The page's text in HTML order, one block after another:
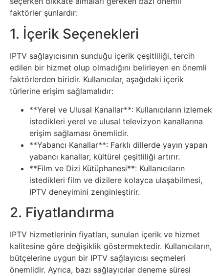
İnternet
İnternetten
Para
Kazanma
Kadın
Kim
Kimdir
Kitap
Komedi
Kültür
Sanat
Metaverse
faktörler şunlardır:
1. İçerik Seçenekleri
IPTV sağlayıcısının sunduğu içerik çeşitliliği, tercih
edilen bir hizmet olup olmadığını belirleyen en önemli
faktörlerden biridir. Kullanıcılar, aşağıdaki içerik
türlerine erişim sağlamalıdır:
**Yerel ve Ulusal Kanallar**: Kullanıcıların izlemek
istedikleri yerel ve ulusal televizyon kanallarına
erişim sağlaması önemlidir.
**Yabancı Kanallar**: Farklı dillerde yayın yapan
yabancı kanallar, kültürel çeşitliliği artırır.
**Film ve Dizi Kütüphanesi**: Kullanıcıların
istedikleri film ve dizilere kolayca ulaşabilmesi,
IPTV deneyimini zenginleştirir.
2. Fiyatlandırma
IPTV hizmetlerinin fiyatları, sunulan içerik ve hizmet
kalitesine göre değişiklik göstermektedir. Kullanıcıların,
bütçelerine uygun bir IPTV sağlayıcısı seçmeleri
önemlidir. Ayrıca, bazı sağlayıcılar deneme süresi